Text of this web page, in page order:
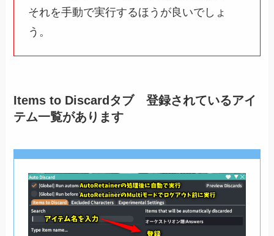
それを手動で実行するほうが良いでしょ
う。
Items to Discardタブ 登録されているアイ
テム一覧があります